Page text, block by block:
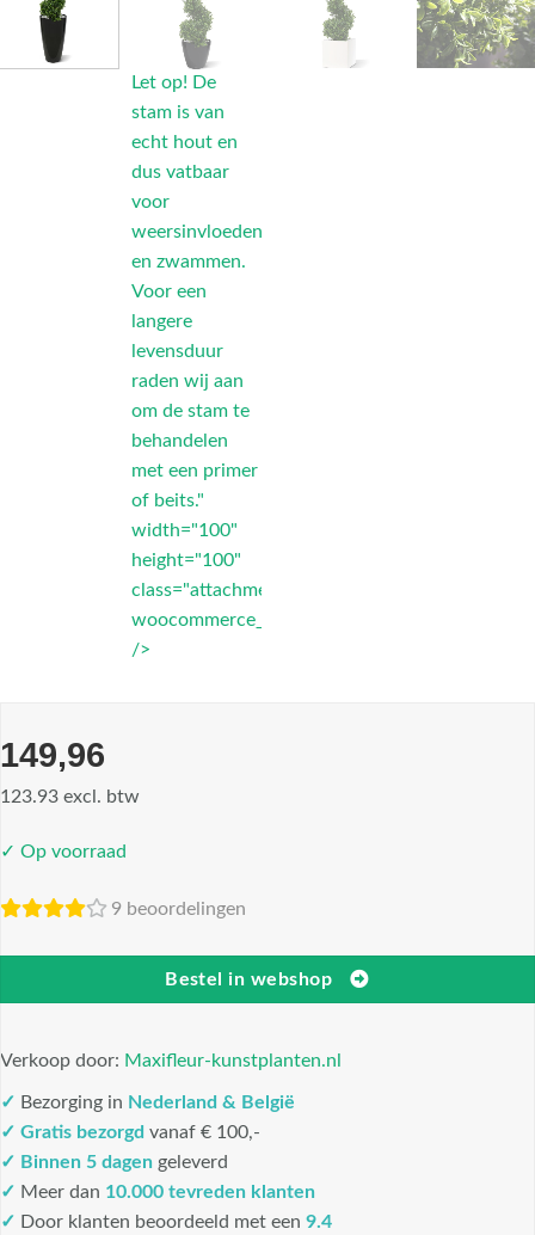
Let op! De
stam is van
echt hout en
dus vatbaar
voor
weersinvloeden
en zwammen.
Voor een
langere
levensduur
raden wij aan
om de stam te
behandelen
met een primer
of beits."
width="100"
height="100"
class="attachment-
woocommerce_thumbnail"
/>
149,96
123.93 excl. btw
✓ Op voorraad
9 beoordelingen
Bestel in webshop
Verkoop door: Maxifleur-kunstplanten.nl
✓ Bezorging in Nederland & België
✓ Gratis bezorgd vanaf € 100,-
✓ Binnen 5 dagen geleverd
✓ Meer dan 10.000 tevreden klanten
✓ Door klanten beoordeeld met een 9.4